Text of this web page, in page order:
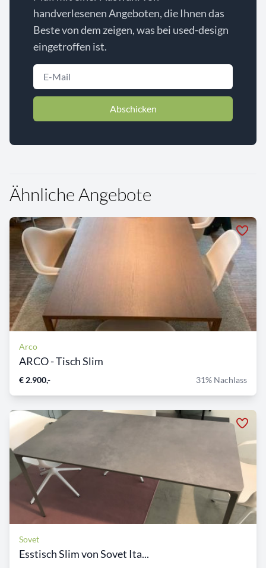
handverlesenen Angeboten, die Ihnen das
Beste von dem zeigen, was bei used-design
eingetroffen ist.
Abschicken
Ähnliche Angebote
Arco
ARCO - Tisch Slim
€ 2.900,- 31% Nachlass
Sovet
Esstisch Slim von Sovet Ita...